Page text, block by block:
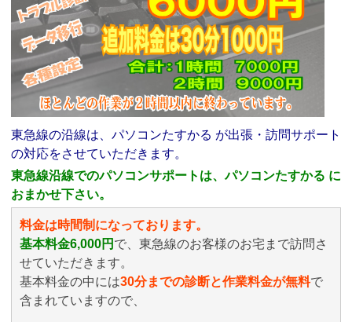
東急線の沿線は、パソコンたすかる が出張・訪問サポート
の対応をさせていただきます。
東急線沿線でのパソコンサポートは、パソコンたすかる に
おまかせ下さい。
料金は時間制になっております。
基本料金6,000円 で、東急線のお客様のお宅まで訪問さ
せていただきます。
基本料金の中には30分までの診断と作業料金が無料で
含まれていますので、